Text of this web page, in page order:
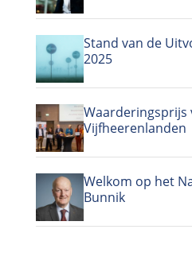
Stand van de
2025
Waarderingsprijs
Vijfheerenlanden
Welkom op het
Bunnik